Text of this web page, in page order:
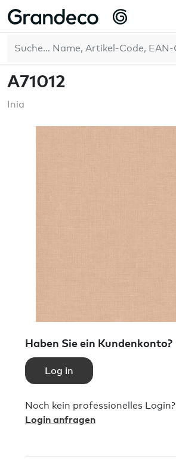
Home GrandecoLife Inia
A71012
Inia
Haben Sie ein Kundenkonto?
Log in
Noch kein professionelles Login?
Login anfragen